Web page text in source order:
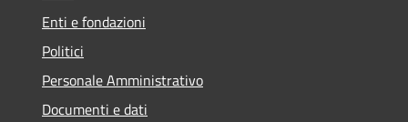
Enti e fondazioni
Politici
Personale Amministrativo
Documenti e dati